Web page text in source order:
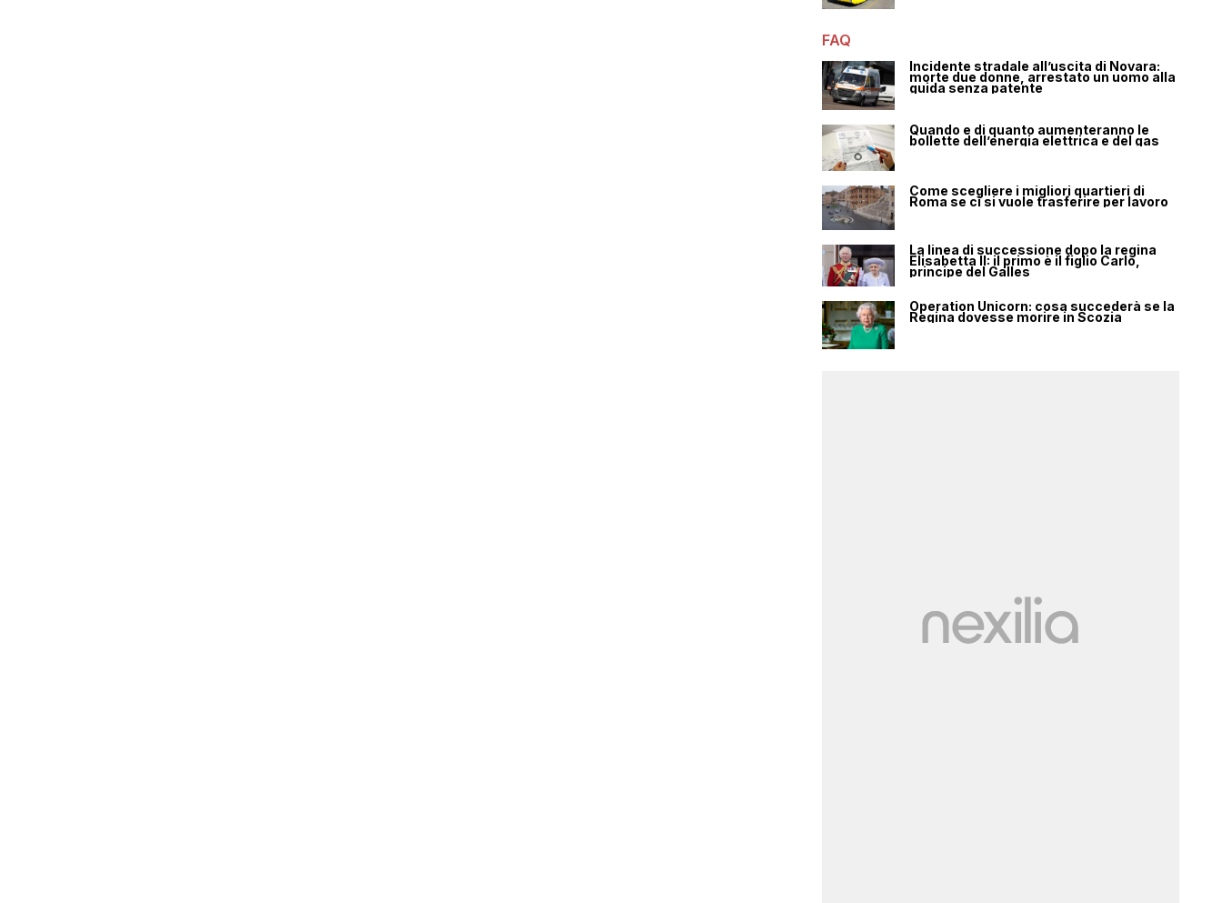
FAQ
Incidente stradale all’uscita di Novara:
morte due donne, arrestato un uomo alla
guida senza patente
Quando e di quanto aumenteranno le
bollette dell’energia elettrica e del gas
Come scegliere i migliori quartieri di
Roma se ci si vuole trasferire per lavoro
La linea di successione dopo la regina
Elisabetta II: il primo è il figlio Carlo,
principe del Galles
Operation Unicorn: cosa succederà se la
Regina dovesse morire in Scozia